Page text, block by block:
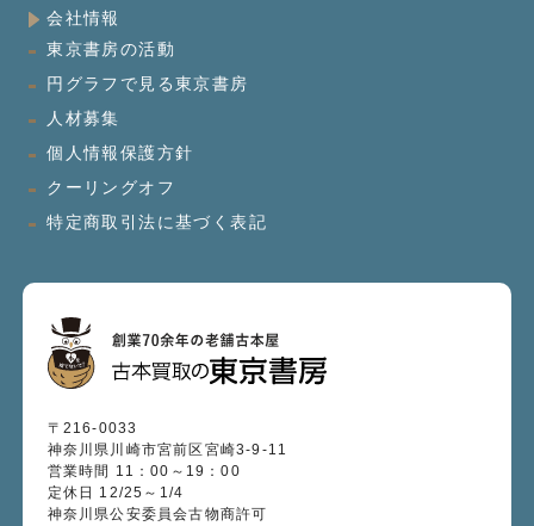
会社情報
東京書房の活動
円グラフで見る東京書房
人材募集
個人情報保護方針
クーリングオフ
特定商取引法に基づく表記
〒216-0033
神奈川県川崎市宮前区宮崎3-9-11
営業時間 11：00～19：00
定休日 12/25～1/4
神奈川県公安委員会古物商許可